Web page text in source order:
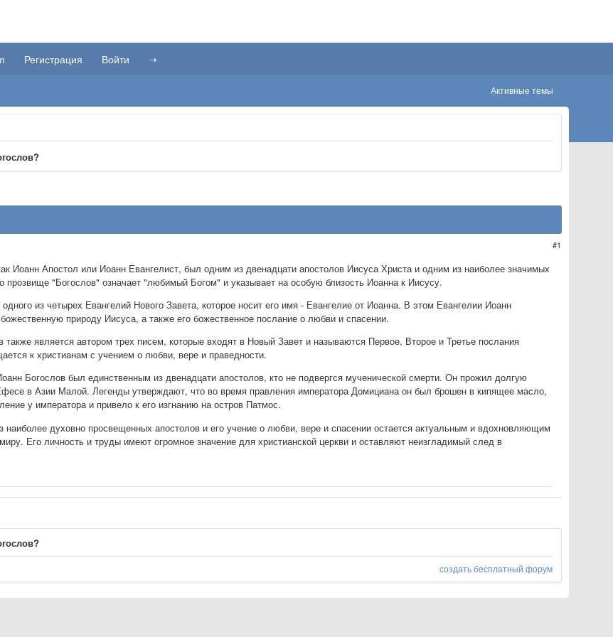
Регистрация Войти ➝
Активные темы
1
Иоанн Апостол или Иоанн Евангелист, был одним из двенадцати апостолов Иисуса Христа и одним из наиболее значимых
прозвище "Богослов" означает "любимый Богом" и указывает на особую близость Иоанна к Иисусу.
из четырех Евангелий Нового Завета, которое носит его имя - Евангелие от Иоанна. В этом Евангелии Иоанн
природу Иисуса, а также его божественное послание о любви и спасении.
является автором трех писем, которые входят в Новый Завет и называются Первое, Второе и Третье послания
к христианам с учением о любви, вере и праведности.
Богослов был единственным из двенадцати апостолов, кто не подвергся мученической смерти. Он прожил долгую
в Азии Малой. Легенды утверждают, что во время правления императора Домициана он был брошен в кипящее масло,
у императора и привело к его изгнанию на остров Патмос.
наиболее духовно просвещенных апостолов и его учение о любви, вере и спасении остается актуальным и вдохновляющим
Его личность и труды имеют огромное значение для христианской церкви и оставляют неизгладимый след в
создать бесплатный форум